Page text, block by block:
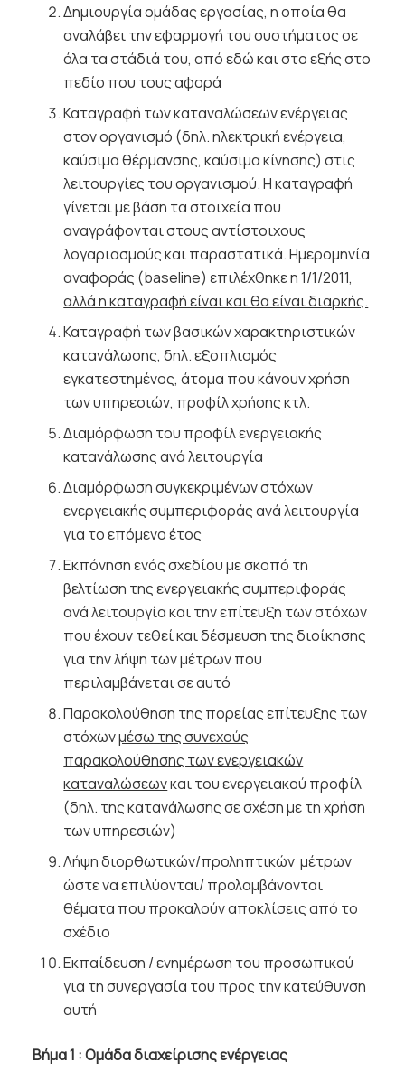
Δημιουργία ομάδας εργασίας, η οποία θα
αναλάβει την εφαρμογή του συστήματος σε
όλα τα στάδιά του, από εδώ και στο εξής στο
πεδίο που τους αφορά
Καταγραφή των καταναλώσεων ενέργειας
στον οργανισμό (δηλ. ηλεκτρική ενέργεια,
καύσιμα θέρμανσης, καύσιμα κίνησης) στις
λειτουργίες του οργανισμού. Η καταγραφή
γίνεται με βάση τα στοιχεία που
αναγράφονται στους αντίστοιχους
λογαριασμούς και παραστατικά. Ημερομηνία
αναφοράς (baseline) επιλέχθηκε η 1/1/2011,
αλλά η καταγραφή είναι και θα είναι διαρκής.
Καταγραφή των βασικών χαρακτηριστικών
κατανάλωσης, δηλ. εξοπλισμός
εγκατεστημένος, άτομα που κάνουν χρήση
των υπηρεσιών, προφίλ χρήσης κτλ.
Διαμόρφωση του προφίλ ενεργειακής
κατανάλωσης ανά λειτουργία
Διαμόρφωση συγκεκριμένων στόχων
ενεργειακής συμπεριφοράς ανά λειτουργία
για το επόμενο έτος
Εκπόνηση ενός σχεδίου με σκοπό τη
βελτίωση της ενεργειακής συμπεριφοράς
ανά λειτουργία και την επίτευξη των στόχων
που έχουν τεθεί και δέσμευση της διοίκησης
για την λήψη των μέτρων που
περιλαμβάνεται σε αυτό
Παρακολούθηση της πορείας επίτευξης των
στόχωνμέσω της συνεχούς
παρακολούθησης των ενεργειακών
καταναλώσεωνκαι του ενεργειακού προφίλ
(δηλ. της κατανάλωσης σε σχέση με τη χρήση
των υπηρεσιών)
Λήψη διορθωτικών/προληπτικών μέτρων
ώστε να επιλύονται/ προλαμβάνονται
θέματα που προκαλούν αποκλίσεις από το
σχέδιο
Εκπαίδευση / ενημέρωση του προσωπικού
για τη συνεργασία του προς την κατεύθυνση
αυτή
Βήμα 1 : Ομάδα διαχείρισης ενέργειας